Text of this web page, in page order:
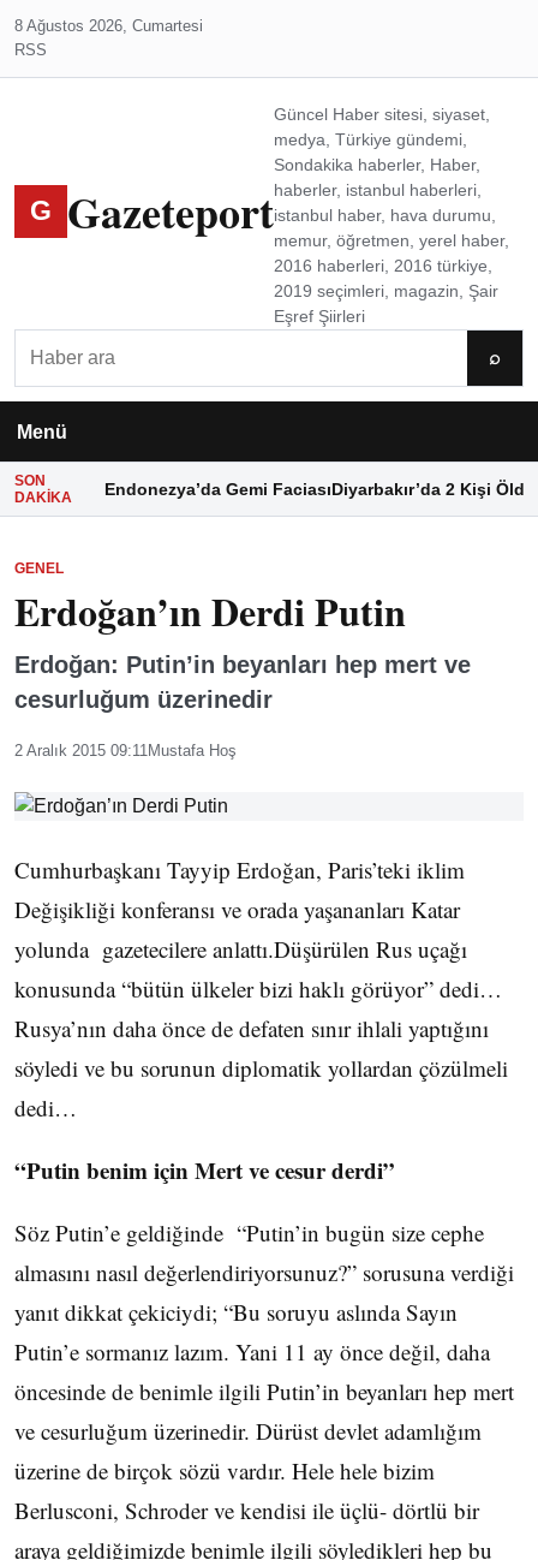
8 Ağustos 2026, Cumartesi
RSS
G Gazeteport
Güncel Haber sitesi, siyaset,
medya, Türkiye gündemi,
Sondakika haberler, Haber,
haberler, istanbul haberleri,
istanbul haber, hava durumu,
memur, öğretmen, yerel haber,
2016 haberleri, 2016 türkiye,
2019 seçimleri, magazin, Şair
Eşref Şiirleri
⌕
Menü
SON
DAKIKA
Endonezya’da Gemi FaciasıDiyarbakır’da 2 Kişi Öldü
GENEL
Erdoğan’ın Derdi Putin
Erdoğan: Putin’in beyanları hep mert ve
cesurluğum üzerinedir
2 Aralık 2015 09:11Mustafa Hoş
Cumhurbaşkanı Tayyip Erdoğan, Paris’teki iklim
Değişikliği konferansı ve orada yaşananları Katar
yolunda gazetecilere anlattı.Düşürülen Rus uçağı
konusunda “bütün ülkeler bizi haklı görüyor” dedi…
Rusya’nın daha önce de defaten sınır ihlali yaptığını
söyledi ve bu sorunun diplomatik yollardan çözülmeli
dedi…
“Putin benim için Mert ve cesur derdi”
Söz Putin’e geldiğinde “Putin’in bugün size cephe
almasını nasıl değerlendiriyorsunuz?” sorusuna verdiği
yanıt dikkat çekiciydi; “Bu soruyu aslında Sayın
Putin’e sormanız lazım. Yani 11 ay önce değil, daha
öncesinde de benimle ilgili Putin’in beyanları hep mert
ve cesurluğum üzerinedir. Dürüst devlet adamlığım
üzerine de birçok sözü vardır. Hele hele bizim
Berlusconi, Schroder ve kendisi ile üçlü- dörtlü bir
araya geldiğimizde benimle ilgili söyledikleri hep bu